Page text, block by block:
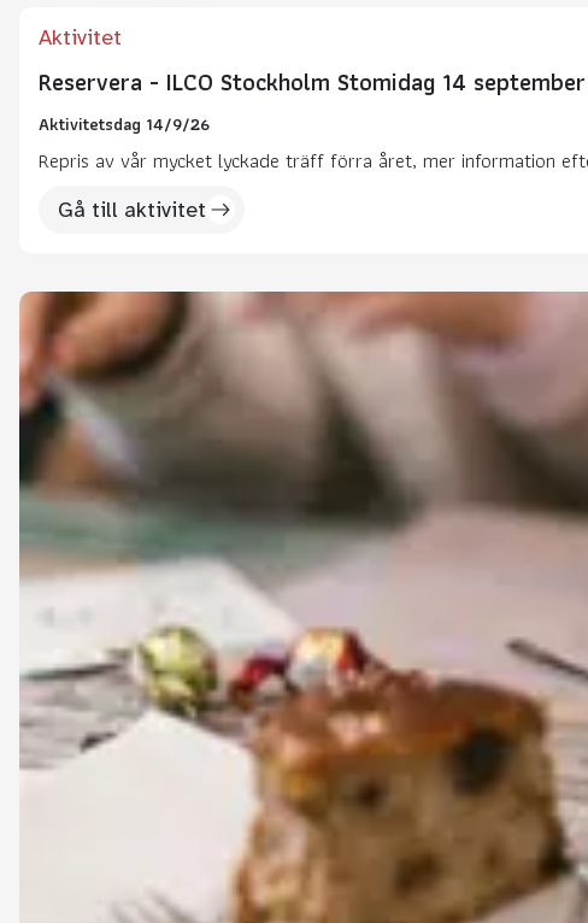
Aktivitet
Reservera - ILCO Stockholm Stomidag 14 september
Aktivitetsdag 14/9/26
Repris av vår mycket lyckade träff förra året, mer information
Gå till aktivitet